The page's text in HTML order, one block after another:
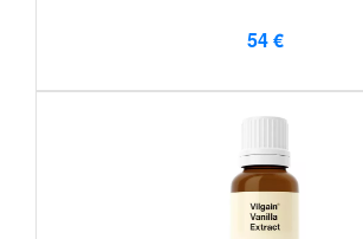
54 €